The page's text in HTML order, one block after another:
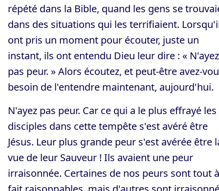
répété dans la Bible, quand les gens se
dans des situations qui les terrifiaient.
ont pris un moment pour écouter, juste un
instant, ils ont entendu Dieu leur dire : « N'ayez
pas peur. » Alors écoutez, et peut-être avez-
besoin de l'entendre maintenant, aujourd'hui.
N'ayez pas peur. Car ce qui a le plus effrayé les
disciples dans cette tempête s'est avéré être
Jésus. Leur plus grande peur s'est avérée être
vue de leur Sauveur ! Ils avaient une peur
irraisonnée. Certaines de nos peurs sont tout à